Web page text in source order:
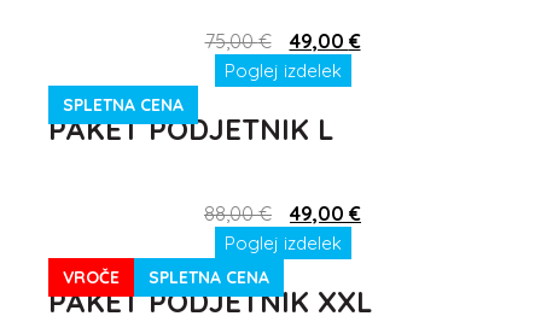
75,00€ 49,00 €
Poglej izdelek
SPLETNA CENA
PAKET PODJETNIK L
88,00€ 49,00 €
Poglej izdelek
VROČE SPLETNA CENA
PAKET PODJETNIK XXL